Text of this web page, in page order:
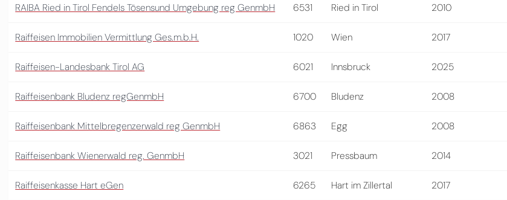
RAIBA Ried in Tirol Fendels Tösensund Umgebung reg GenmbH 6531 Ried in Tirol 2010
Raiffeisen Immobilien Vermittlung Ges.m.b.H. 1020 Wien 2017
Raiffeisen-Landesbank Tirol AG 6021 Innsbruck 2025
Raiffeisenbank Bludenz regGenmbH 6700 Bludenz 2008
Raiffeisenbank Mittelbregenzerwald reg GenmbH 6863 Egg 2008
Raiffeisenbank Wienerwald reg. GenmbH 3021 Pressbaum 2014
Raiffeisenkasse Hart eGen 6265 Hart im Zillertal 2017